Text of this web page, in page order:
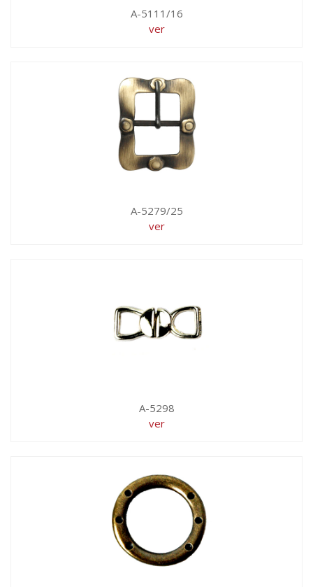
A-5111/16
ver
A-5279/25
ver
A-5298
ver